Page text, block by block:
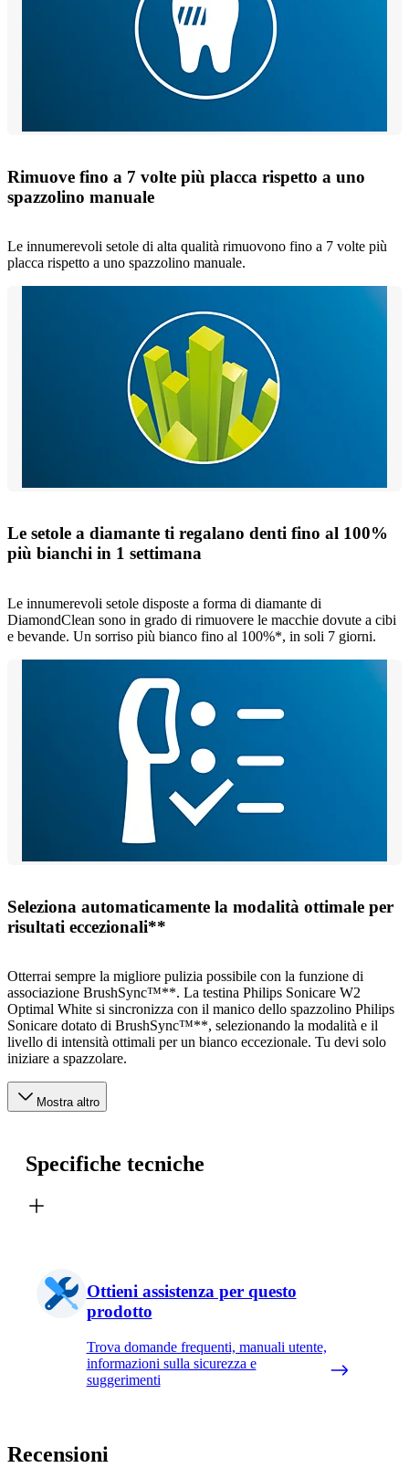
Rimuove fino a 7 volte più placca rispetto a uno
spazzolino manuale
Le innumerevoli setole di alta qualità rimuovono fino a 7 volte più
placca rispetto a uno spazzolino manuale.
Le setole a diamante ti regalano denti fino al 100%
più bianchi in 1 settimana
Le innumerevoli setole disposte a forma di diamante di
DiamondClean sono in grado di rimuovere le macchie dovute a cibi
e bevande. Un sorriso più bianco fino al 100%*, in soli 7 giorni.
Seleziona automaticamente la modalità ottimale per
risultati eccezionali**
Otterrai sempre la migliore pulizia possibile con la funzione di
associazione BrushSync™**. La testina Philips Sonicare W2
Optimal White si sincronizza con il manico dello spazzolino Philips
Sonicare dotato di BrushSync™**, selezionando la modalità e il
livello di intensità ottimali per un bianco eccezionale. Tu devi solo
iniziare a spazzolare.
Mostra altro
Specifiche tecniche
Ottieni assistenza per questo
prodotto
Trova domande frequenti, manuali utente,
informazioni sulla sicurezza e
suggerimenti
Recensioni